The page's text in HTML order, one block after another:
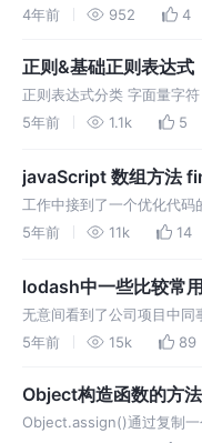
slice:（从该位开始截取，
4年前 952 4
正则&基础正则表达式
正则表达式分类 字面量字
字符，如/a/匹配a、/b/匹配
才能满足匹配 *：匹配前面
次 ?：匹配前面
5年前 1.1k 5
javaScript 数组方法
工作中接到了一个优化代
Expected to return a
5年前 11k 14
lodash中一些比较常
无意间看到了公司项目中
封装了诸多对字符串、数组
5年前 15k 89
Object构造函数的方
Object.assign()通过复制一